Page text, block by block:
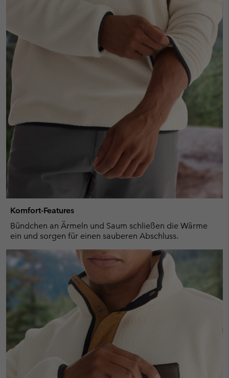
Komfort-Features
Bündchen an Ärmeln und Saum schließen die Wärme
ein und sorgen für einen sauberen Abschluss.